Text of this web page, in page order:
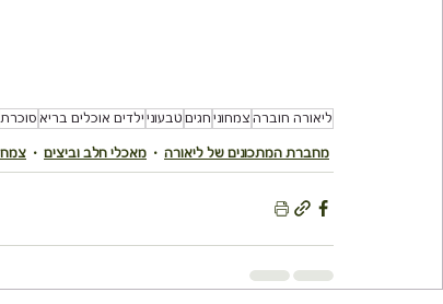
ליאורה חוברה צמחוני חגים טבעוני ילדים אוכלים בריא סוכרת
מחברת המתכונים של ליאורה מאכלי חלב וביצים